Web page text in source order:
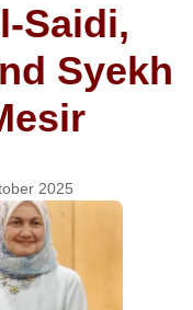
Saidi,
Syekh
2025